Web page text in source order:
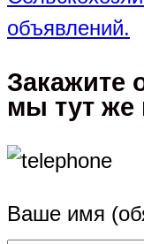
объявлений.
Закажите
мы тут же
Ваше имя